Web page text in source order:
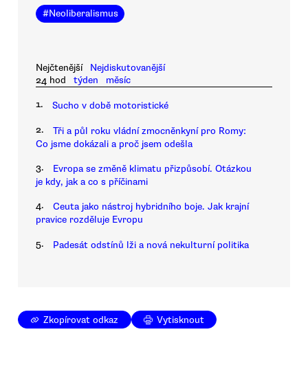
#Neoliberalismus
Nejčtenější
Nejdiskutovanější
24 hod
týden měsíc
1. Sucho v době motoristické
2.
Tři a půl roku vládní zmocněnkyní pro Romy:
Co jsme dokázali a proč jsem odešla
3.
Evropa se změně klimatu přizpůsobí. Otázkou
je kdy, jak a co s příčinami
4.
Ceuta jako nástroj hybridního boje. Jak krajní
pravice rozděluje Evropu
5. Padesát odstínů lži a nová nekulturní politika
Zkopírovat odkaz Vytisknout